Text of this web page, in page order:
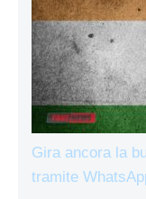
Gira ancora la
tramite